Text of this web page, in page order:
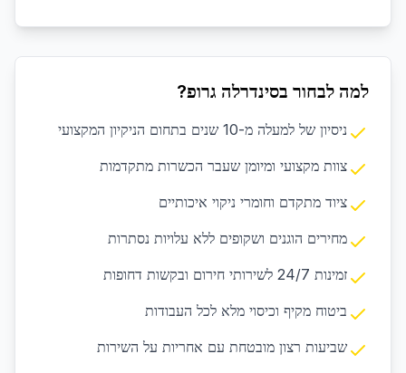
למה לבחור בסינדרלה גרופ?
ניסיון של למעלה מ-10 שנים בתחום הניקיון המקצועי
צוות מקצועי ומיומן שעבר הכשרות מתקדמות
ציוד מתקדם וחומרי ניקוי איכותיים
מחירים הוגנים ושקופים ללא עלויות נסתרות
זמינות 24/7 לשירותי חירום ובקשות דחופות
ביטוח מקיף וכיסוי מלא לכל העבודות
שביעות רצון מובטחת עם אחריות על השירות